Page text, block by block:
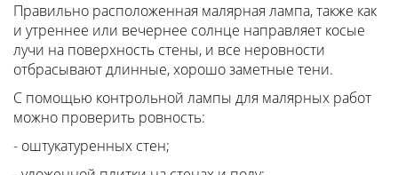
Правильно расположенная малярная лампа, также как
и утреннее или вечернее солнце направляет косые
лучи на поверхность стены, и все неровности
отбрасывают длинные, хорошо заметные тени.
С помощью контрольной лампы для малярных работ
можно проверить ровность:
- оштукатуренных стен;